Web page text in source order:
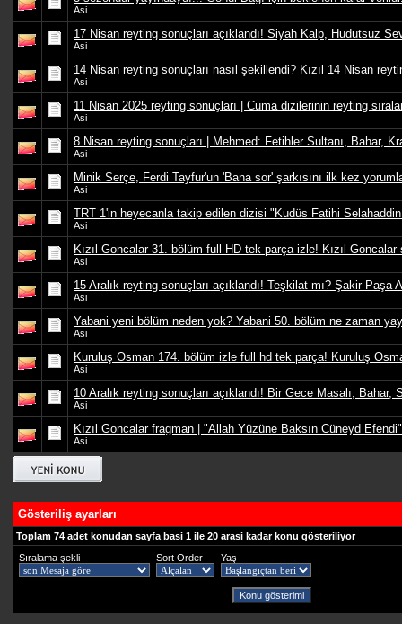
Asi
17 Nisan reyting sonuçları açıklandı! Siyah Kalp, Hudutsuz
Asi
14 Nisan reyting sonuçları nasıl şekillendi? Kızıl 14 Nisan
Asi
11 Nisan 2025 reyting sonuçları | Cuma dizilerinin reyting
Asi
8 Nisan reyting sonuçları | Mehmed: Fetihler Sultanı, Bahar,
Asi
Minik Serçe, Ferdi Tayfur'un 'Bana sor' şarkısını ilk kez
Asi
TRT 1'in heyecanla takip edilen dizisi "Kudüs Fatihi
Asi
Kızıl Goncalar 31. bölüm full HD tek parça izle! Kızıl
Asi
15 Aralık reyting sonuçları açıklandı! Teşkilat mı? Şakir Paşa
Asi
Yabani yeni bölüm neden yok? Yabani 50. bölüm ne zaman
Asi
Kuruluş Osman 174. bölüm izle full hd tek parça! Kuruluş
Asi
10 Aralık reyting sonuçları açıklandı! Bir Gece Masalı, Bahar,
Asi
Kızıl Goncalar fragman | "Allah Yüzüne Baksın Cüneyd
Asi
Gösteriliş ayarları
Toplam 74 adet konudan sayfa basi 1 ile 20 arasi kadar konu gösteriliyor
Sıralama şekli
Sort Order Yaş